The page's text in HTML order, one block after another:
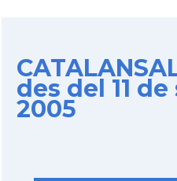
des del 11
2005